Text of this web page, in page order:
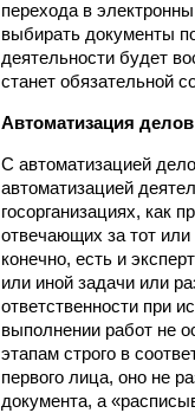
перехода в
выбирать документы
деятельности будет
станет обязательной
Автоматизация
С автоматизацией
автоматизацией
госорганизациях, как
отвечающих за тот
конечно, есть и
или иной задачи или
ответственности при
выполнении работ не
этапам строго в
первого лица, оно не
документа, а